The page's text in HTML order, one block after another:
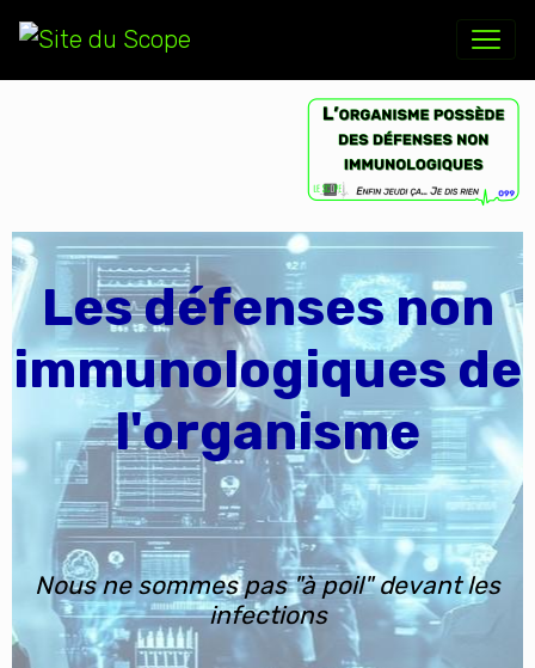
Les défenses non
immunologiques de
l'organisme
Nous ne sommes pas "à poil" devant les
infections